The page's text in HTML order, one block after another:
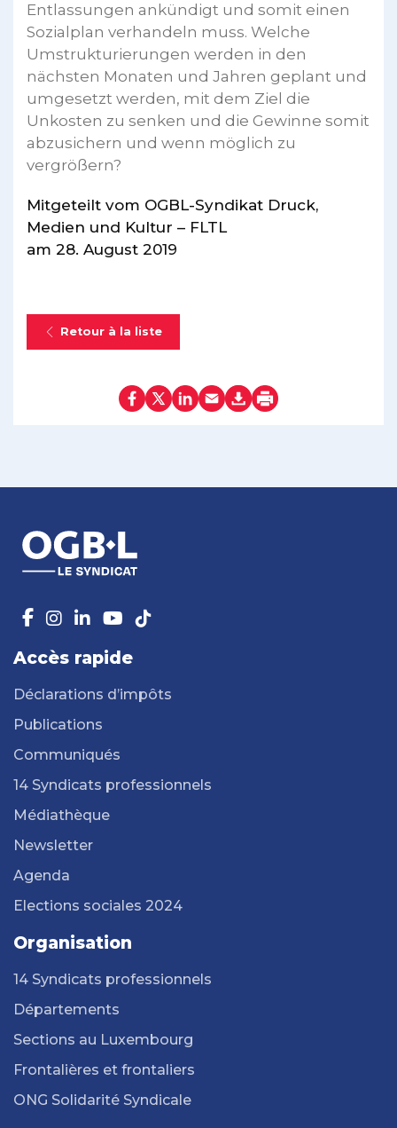
Entlassungen ankündigt und somit einen
Sozialplan verhandeln muss. Welche
Umstrukturierungen werden in den
nächsten Monaten und Jahren geplant und
umgesetzt werden, mit dem Ziel die
Unkosten zu senken und die Gewinne somit
abzusichern und wenn möglich zu
vergrößern?
Mitgeteilt vom OGBL-Syndikat Druck,
Medien und Kultur – FLTL
am 28. August 2019
Retour à la liste
Accès rapide
Déclarations d’impôts
Publications
Communiqués
14 Syndicats professionnels
Médiathèque
Newsletter
Agenda
Elections sociales 2024
Organisation
14 Syndicats professionnels
Départements
Sections au Luxembourg
Frontalières et frontaliers
ONG Solidarité Syndicale